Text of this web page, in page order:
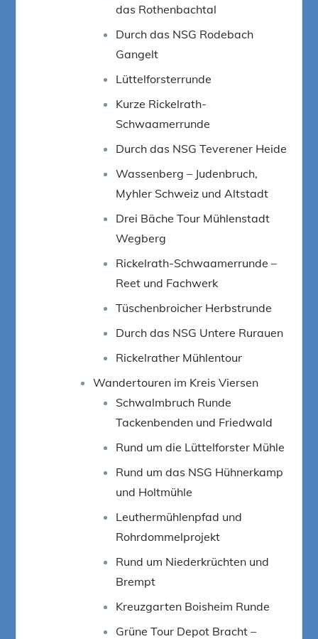
das Rothenbachtal
Durch das NSG Rodebach
Gangelt
Lüttelforsterrunde
Kurze Rickelrath-
Schwaamerrunde
Durch das NSG Teverener Heide
Wassenberg – Judenbruch,
Myhler Schweiz und Altstadt
Drei Bäche Tour Mühlenstadt
Wegberg
Rickelrath-Schwaamerrunde –
Reet und Fachwerk
Tüschenbroicher Herbstrunde
Durch das NSG Untere Rurauen
Rickelrather Mühlentour
Wandertouren im Kreis Viersen
Schwalmbruch Runde
Tackenbenden und Friedwald
Rund um die Lüttelforster Mühle
Rund um das NSG Hühnerkamp
und Holtmühle
Leuthermühlenpfad und
Rohrdommelprojekt
Rund um Niederkrüchten und
Brempt
Kreuzgarten Boisheim Runde
Grüne Tour Depot Bracht –